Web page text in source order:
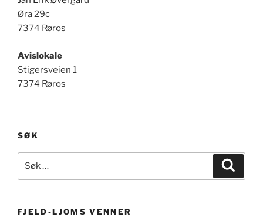
Øra 29c
7374 Røros
Avislokale
Stigersveien 1
7374 Røros
SØK
etter:
FJELD-LJOMS VENNER